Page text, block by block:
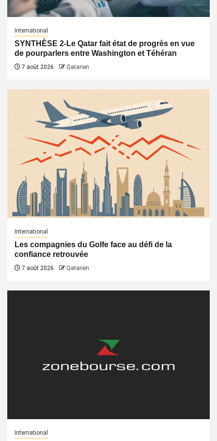
International
SYNTHÈSE 2-Le Qatar fait état de progrès en vue
de pourparlers entre Washington et Téhéran
7 août 2026 Qatarien
International
Les compagnies du Golfe face au défi de la
confiance retrouvée
7 août 2026 Qatarien
International